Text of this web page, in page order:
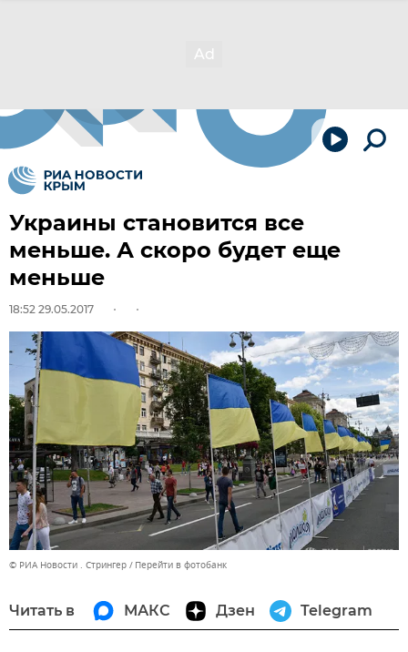
Украины становится все
меньше. А скоро будет еще
меньше
18:52 29.05.2017
© РИА Новости . Стрингер Перейти в фотобанк
Читать в МАКС Дзен Telegram